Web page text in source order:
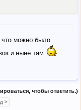
можно было
и ныне там
чтобы ответить.)
>